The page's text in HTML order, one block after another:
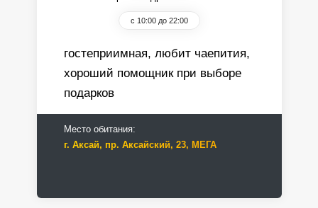
с 10:00 до 22:00
гостеприимная, любит чаепития,
хороший помощник при выборе
подарков
Место обитания:
г. Аксай, пр. Аксайский, 23, МЕГА